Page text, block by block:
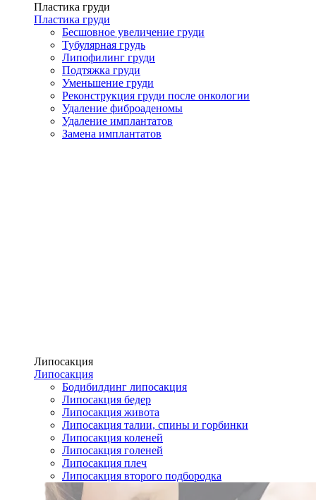
Пластика груди
Пластика груди
Бесшовное увеличение груди
Тубулярная грудь
Липофилинг груди
Подтяжка груди
Уменьшение груди
Реконструкция груди после онкологии
Удаление фиброаденомы
Удаление имплантатов
Замена имплантатов
Липосакция
Липосакция
Бодибилдинг липосакция
Липосакция бедер
Липосакция живота
Липосакция талии, спины и горбинки
Липосакция коленей
Липосакция голеней
Липосакция плеч
Липосакция второго подбородка